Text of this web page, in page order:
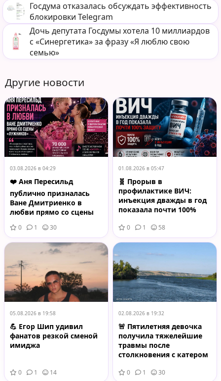
Госдума отказалась обсуждать эффективность
блокировки Telegram
Дочь депутата Госдумы хотела 10 миллиардов
с «Синергетика» за фразу «Я люблю свою
семью»
Другие новости
03.08.2026 в 04:29
❤️ Аня Пересильд
публично призналась
Ване Дмитриенко в
любви прямо со сцены
0 1 30
01.08.2026 в 05:47
🧬 Прорыв в
профилактике ВИЧ:
инъекция дважды в год
показала почти 100%
0 1 58
05.08.2026 в 19:58
💪 Егор Шип удивил
фанатов резкой сменой
имиджа
0 1 14
02.08.2026 в 19:32
🚨 Пятилетняя девочка
получила тяжелейшие
травмы после
столкновения с катером
0 1 30